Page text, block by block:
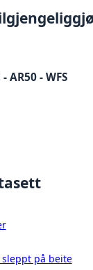
- WFS
på beite